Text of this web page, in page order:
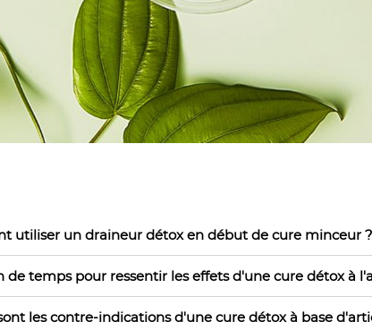
utiliser un draineur détox en début de cure minceur ?
de temps pour ressentir les effets d'une cure détox à
les contre-indications d'une cure détox à base